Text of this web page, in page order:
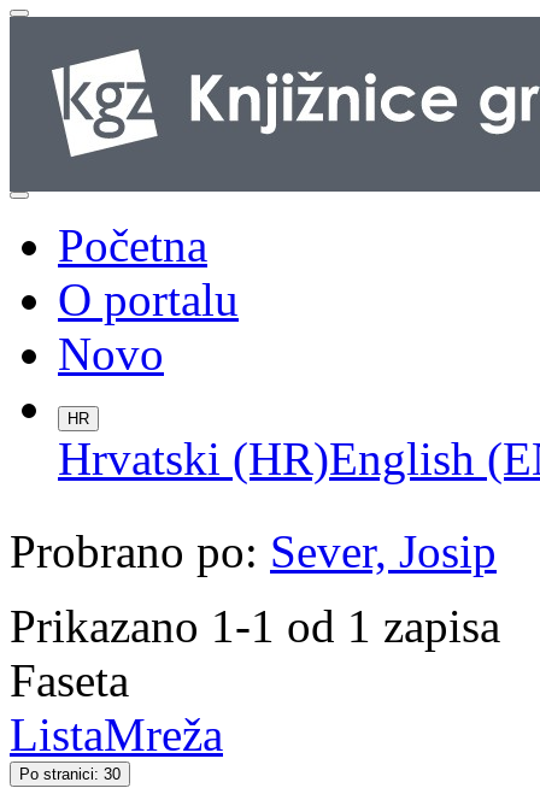
Početna
O portalu
Novo
HR
Hrvatski (HR)English
Probrano po: Sever, Josip
Prikazano 1-1 od 1 zapisa
Faseta
ListaMreža
Po stranici: 30